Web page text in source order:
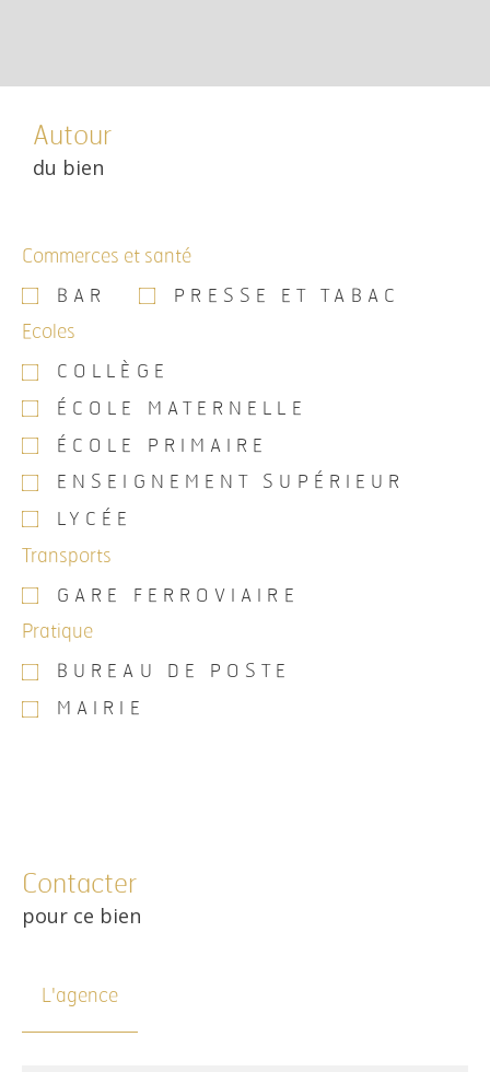
Autour
du bien
Commerces et santé
BAR PRESSE ET TABAC
Ecoles
COLLÈGE
ÉCOLE MATERNELLE
ÉCOLE PRIMAIRE
ENSEIGNEMENT SUPÉRIEUR
LYCÉE
Transports
GARE FERROVIAIRE
Pratique
BUREAU DE POSTE
MAIRIE
Contacter
pour ce bien
L'agence